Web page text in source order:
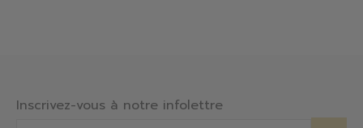
Inscrivez-vous à notre infolettre